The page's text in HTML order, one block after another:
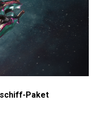
Paket